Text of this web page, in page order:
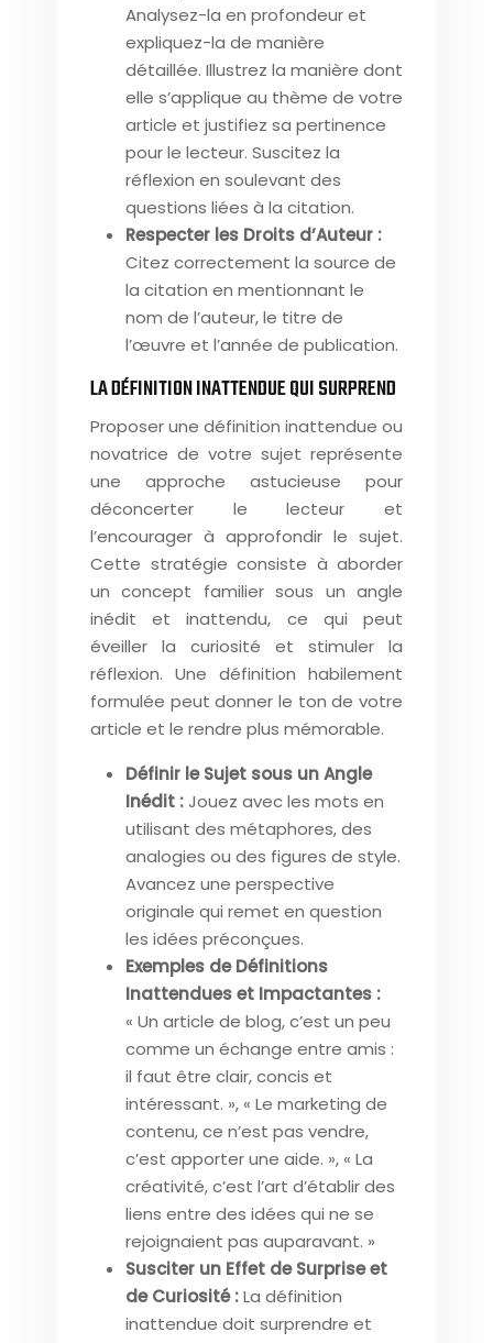
Analysez-la en profondeur et
expliquez-la de manière
détaillée. Illustrez la manière dont
elle s’applique au thème de votre
article et justifiez sa pertinence
pour le lecteur. Suscitez la
réflexion en soulevant des
questions liées à la citation.
Respecter les Droits d’Auteur :
Citez correctement la source de
la citation en mentionnant le
nom de l’auteur, le titre de
l’œuvre et l’année de publication.
LA DÉFINITION INATTENDUE QUI SURPREND
Proposer une définition inattendue ou
novatrice de votre sujet représente
une approche astucieuse pour
déconcerter le lecteur et
l’encourager à approfondir le sujet.
Cette stratégie consiste à aborder
un concept familier sous un angle
inédit et inattendu, ce qui peut
éveiller la curiosité et stimuler la
réflexion. Une définition habilement
formulée peut donner le ton de votre
article et le rendre plus mémorable.
Définir le Sujet sous un Angle
Inédit :Jouez avec les mots en
utilisant des métaphores, des
analogies ou des figures de style.
Avancez une perspective
originale qui remet en question
les idées préconçues.
Exemples de Définitions
Inattendues et Impactantes :
« Un article de blog, c’est un peu
comme un échange entre amis :
il faut être clair, concis et
intéressant. », « Le marketing de
contenu, ce n’est pas vendre,
c’est apporter une aide. », « La
créativité, c’est l’art d’établir des
liens entre des idées qui ne se
rejoignaient pas auparavant. »
Susciter un Effet de Surprise et
de Curiosité :La définition
inattendue doit surprendre et